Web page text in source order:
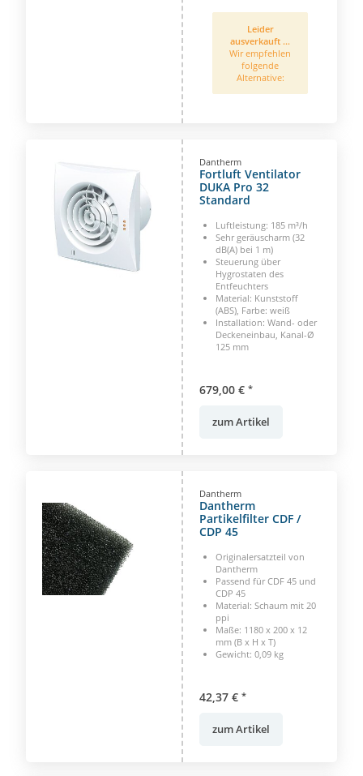
Leider
ausverkauft ...
Wir empfehlen
folgende
Alternative:
Dantherm
Fortluft Ventilator
DUKA Pro 32
Standard
Luftleistung: 185 m³/h
Sehr geräuscharm (32
dB(A) bei 1 m)
Steuerung über
Hygrostaten des
Entfeuchters
Material: Kunststoff
(ABS), Farbe: weiß
Installation: Wand- oder
Deckeneinbau, Kanal-Ø
125 mm
679,00 € *
zum Artikel
Dantherm
Dantherm
Partikelfilter CDF /
CDP 45
Originalersatzteil von
Dantherm
Passend für CDF 45 und
CDP 45
Material: Schaum mit 20
ppi
Maße: 1180 x 200 x 12
mm (B x H x T)
Gewicht: 0,09 kg
42,37 € *
zum Artikel